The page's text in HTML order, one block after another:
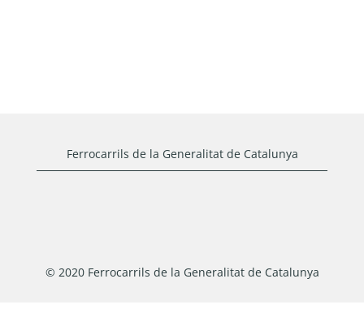
Ferrocarrils de la Generalitat de Catalunya
© 2020 Ferrocarrils de la Generalitat de Catalunya